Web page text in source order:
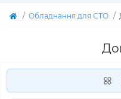
Обладнання для СТО